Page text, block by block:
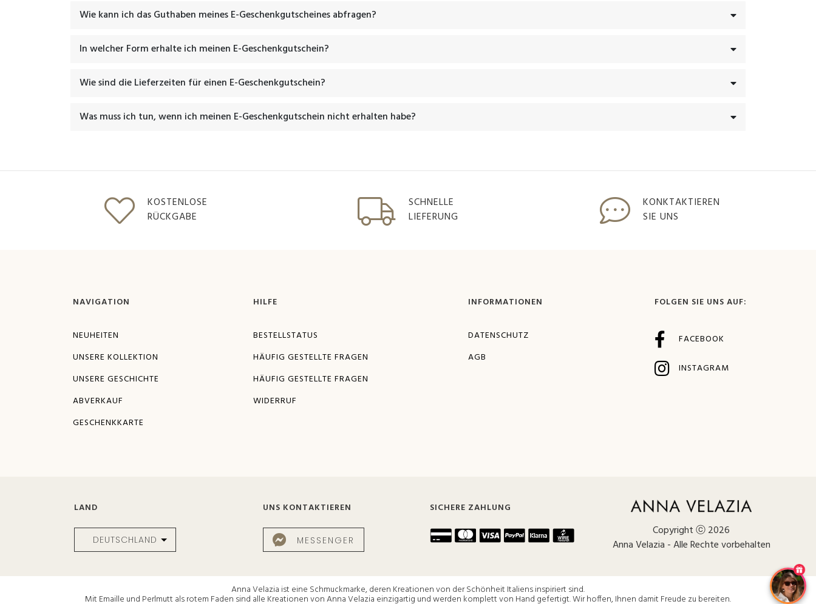
Wie kann ich das Guthaben meines E-Geschenkgutscheines abfragen?
In welcher Form erhalte ich meinen E-Geschenkgutschein?
Wie sind die Lieferzeiten für einen E-Geschenkgutschein?
Was muss ich tun, wenn ich meinen E-Geschenkgutschein nicht erhalten habe?
KOSTENLOSE
RÜCKGABE
SCHNELLE
LIEFERUNG
KONKTAKTIEREN
SIE UNS
NAVIGATION
NEUHEITEN
UNSERE KOLLEKTION
UNSERE GESCHICHTE
ABVERKAUF
GESCHENKKARTE
HILFE
BESTELLSTATUS
HÄUFIG GESTELLTE FRAGEN
HÄUFIG GESTELLTE FRAGEN
WIDERRUF
INFORMATIONEN
DATENSCHUTZ
AGB
FOLGEN SIE UNS AUF:
FACEBOOK
INSTAGRAM
LAND UNS KONTAKTIEREN
MESSENGER
SICHERE ZAHLUNG
Copyright ⓒ 2026
Anna Velazia - Alle Rechte vorbehalten
Anna Velazia ist eine Schmuckmarke, deren Kreationen von der Schönheit Italiens inspiriert sind.
Mit Emaille und Perlmutt als rotem Faden sind alle Kreationen von Anna Velazia einzigartig und werden komplett von Hand gefertigt. Wir hoffen, Ihnen damit Freude zu bereiten.